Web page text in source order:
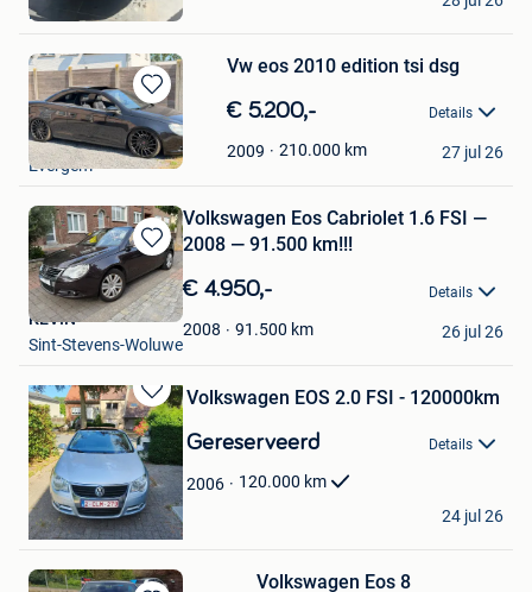
Hamme
Bewaren
in
Mijn
Favorieten
Vw eos 2010 edition tsi dsg
€ 5.200,- Details
2009 210.000 km
clint
Evergem
27 jul 26
Bewaren
in
Mijn
Favorieten
Volkswagen Eos Cabriolet 1.6 FSI —
2008 — 91.500 km!!!
€ 4.950,- Details
2008 91.500 km
KEVIN
Sint-Stevens-Woluwe
26 jul 26
Bewaren
in
Mijn
Favorieten
Volkswagen EOS 2.0 FSI - 120000km
Gereserveerd Details
2006 120.000 km
Sam S.
Brugge
24 jul 26
Volkswagen Eos 8